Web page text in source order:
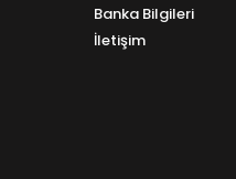
Banka Bilgileri
İletişim